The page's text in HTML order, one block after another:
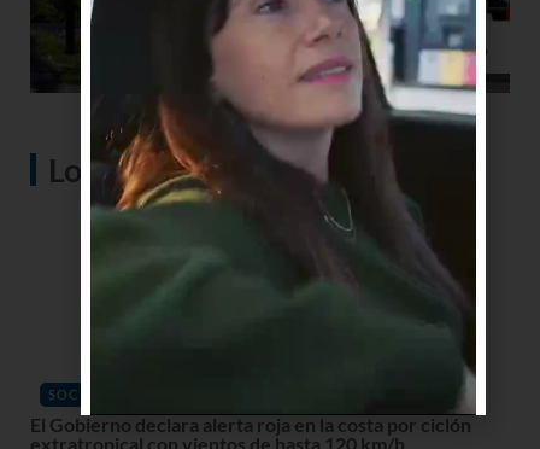
Lo más visto
SOCIEDAD
El Gobierno declara alerta roja en la costa por ciclón
extratropical con vientos de hasta 120 km/h